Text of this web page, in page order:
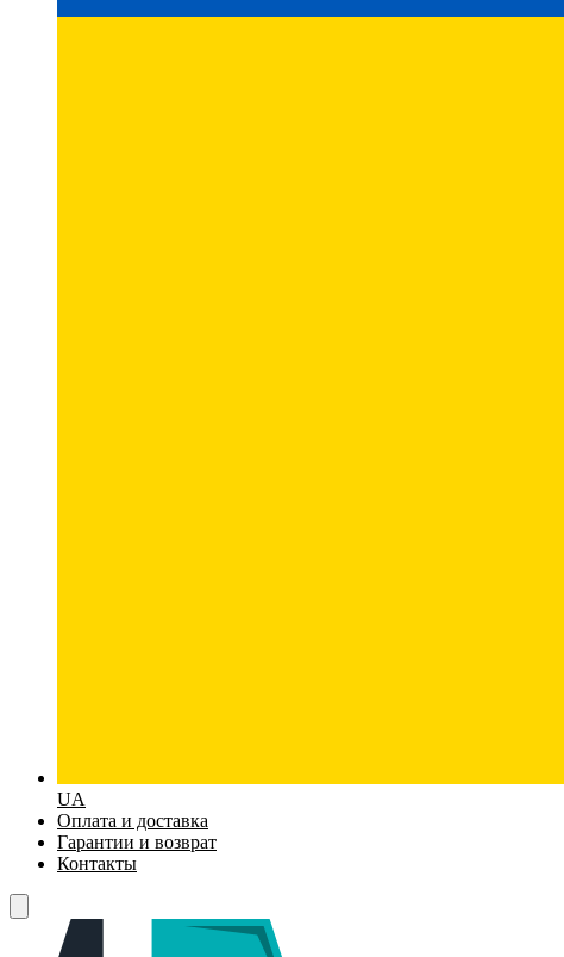
UA
Оплата и доставка
Гарантии и возврат
Контакты